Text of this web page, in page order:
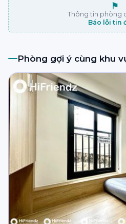
⚑
Thông tin phòng
Báo lỗi tin
Phòng gợi ý cùng khu